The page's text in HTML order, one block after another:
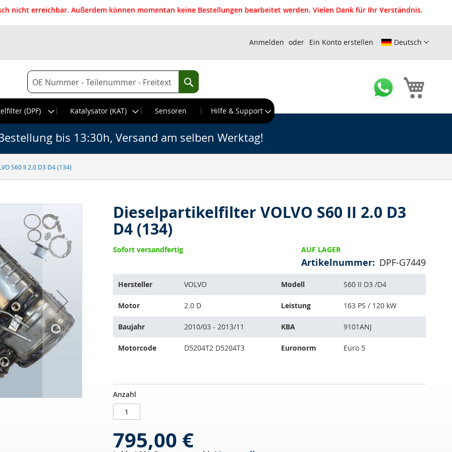
nicht erreichbar. Außerdem können momentan keine Bestellungen bearbeitet werden. Vielen Dank für Ihr Verständnis.
Deutsch
Anmelden Ein Konto erstellen
Suche
Suche
(DPF)
Katalysator (KAT) Sensoren Hilfe & Support
S60 II 2.0 D3 D4 (134)
bis 13:30h, Versand am selben Werktag!
Dieselpartikelfilter VOLVO S60 II 2.0 D3
D4 (134)
AUF LAGER
Artikelnummer DPF-G7449
Sofort versandfertig
Artikel
auf
folgende
Fahrzeuge:
Hersteller VOLVO Modell S60 II D3 /D4
Motor 2.0 D Leistung 163 PS / 120 kW
Baujahr 2010/03 - 2013/11 KBA 9101ANJ
Motorcode D5204T2 D5204T3 Euronorm Euro 5
Dieselpartikelfilter
VOLVO
2.0
D3
AUF
LAGER
Anzahl
795,00 €